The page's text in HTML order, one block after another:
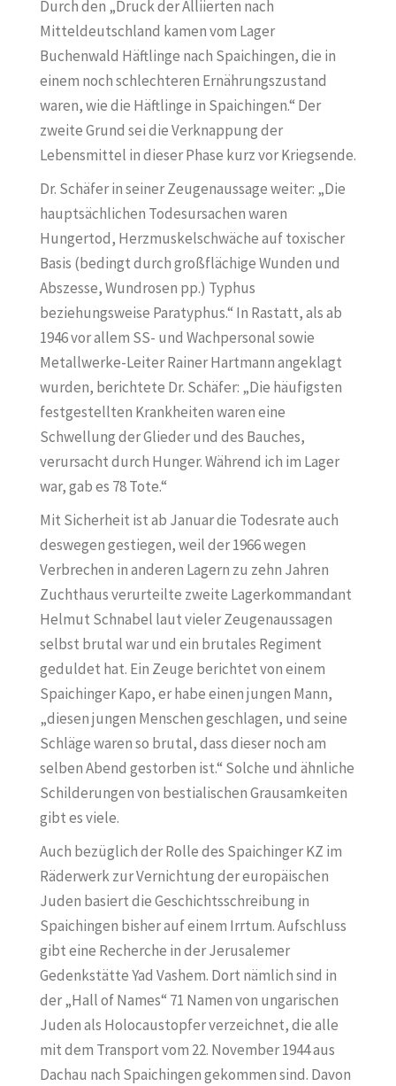
Durch den „Druck der Alliierten nach
Mitteldeutschland kamen vom Lager
Buchenwald Häftlinge nach Spaichingen, die in
einem noch schlechteren Ernährungszustand
waren, wie die Häftlinge in Spaichingen.“ Der
zweite Grund sei die Verknappung der
Lebensmittel in dieser Phase kurz vor Kriegsende.
Dr. Schäfer in seiner Zeugenaussage weiter: „Die
hauptsächlichen Todesursachen waren
Hungertod, Herzmuskelschwäche auf toxischer
Basis (bedingt durch großflächige Wunden und
Abszesse, Wundrosen pp.) Typhus
beziehungsweise Paratyphus.“ In Rastatt, als ab
1946 vor allem SS- und Wachpersonal sowie
Metallwerke-Leiter Rainer Hartmann angeklagt
wurden, berichtete Dr. Schäfer: „Die häufigsten
festgestellten Krankheiten waren eine
Schwellung der Glieder und des Bauches,
verursacht durch Hunger. Während ich im Lager
war, gab es 78 Tote.“
Mit Sicherheit ist ab Januar die Todesrate auch
deswegen gestiegen, weil der 1966 wegen
Verbrechen in anderen Lagern zu zehn Jahren
Zuchthaus verurteilte zweite Lagerkommandant
Helmut Schnabel laut vieler Zeugenaussagen
selbst brutal war und ein brutales Regiment
geduldet hat. Ein Zeuge berichtet von einem
Spaichinger Kapo, er habe einen jungen Mann,
„diesen jungen Menschen geschlagen, und seine
Schläge waren so brutal, dass dieser noch am
selben Abend gestorben ist.“ Solche und ähnliche
Schilderungen von bestialischen Grausamkeiten
gibt es viele.
Auch bezüglich der Rolle des Spaichinger KZ im
Räderwerk zur Vernichtung der europäischen
Juden basiert die Geschichtsschreibung in
Spaichingen bisher auf einem Irrtum. Aufschluss
gibt eine Recherche in der Jerusalemer
Gedenkstätte Yad Vashem. Dort nämlich sind in
der „Hall of Names“ 71 Namen von ungarischen
Juden als Holocaustopfer verzeichnet, die alle
mit dem Transport vom 22. November 1944 aus
Dachau nach Spaichingen gekommen sind. Davon